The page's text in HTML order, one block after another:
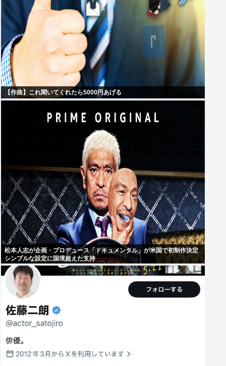
【作曲】これ聞いてくれたら5000円あげる
松本人志が企画・プロデュース「ドキュメンタル」が米国で初制作決定
シンプルな設定に国境超えた支持